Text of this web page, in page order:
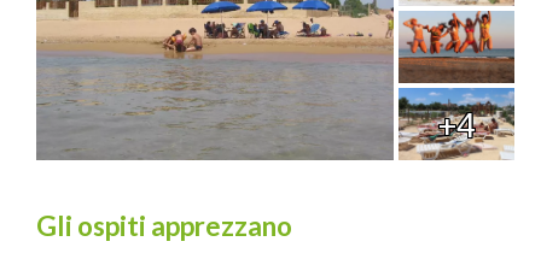
+4
Gli ospiti apprezzano